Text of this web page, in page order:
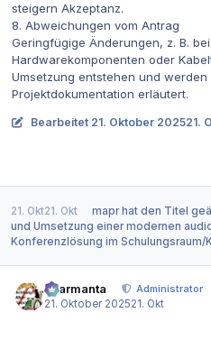
steigern Akzeptanz.
8. Abweichungen vom Antrag
Geringfügige Änderungen, z. B.
Hardwarekomponenten oder
Umsetzung entstehen und
Projektdokumentation erläutert.
Bearbeitet 21. Oktober 202521.
21. Okt21. Okt maprhat den Titel
und Umsetzung einer modernen
Konferenzlösung im Schulungsraum/
charmanta
Administrator
21. Oktober 202521. Okt